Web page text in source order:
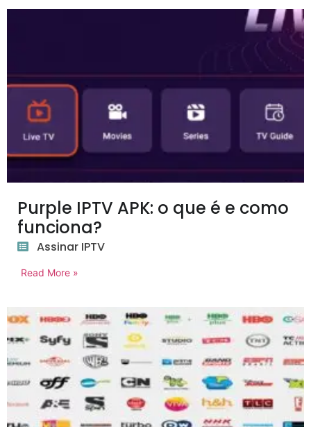
Purple IPTV APK: o que é e como
funciona?
Assinar IPTV
Read More »